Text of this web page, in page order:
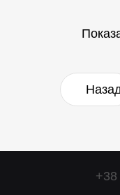
+38